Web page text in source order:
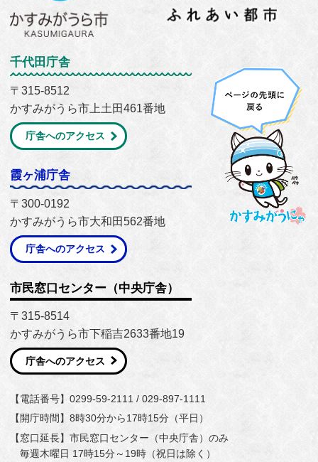
千代田庁舎
〒315-8512
かすみがうら市上土田461番地
庁舎へのアクセス
霞ヶ浦庁舎
〒300-0192
かすみがうら市大和田562番地
庁舎へのアクセス
市民窓口センター（中央庁舎）
〒315-8514
かすみがうら市下稲吉2633番地19
庁舎へのアクセス
【電話番号】0299-59-2111 / 029-897-1111
【開庁時間】8時30分から17時15分（平日）
【窓口延長】市民窓口センター（中央庁舎）のみ
毎週木曜日 17時15分～19時（祝日は除く）